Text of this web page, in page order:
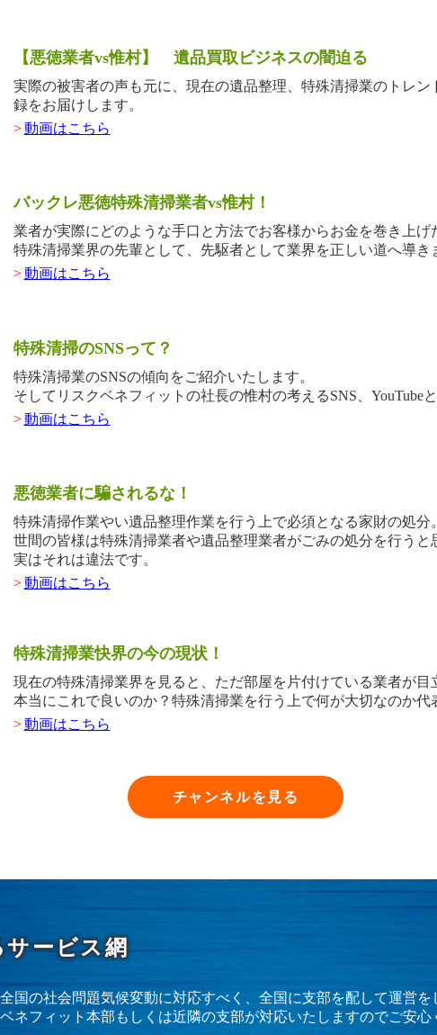
【悪徳業者vs惟村】 遺品買取ビジネスの闇迫る
実際の被害者の声も元に、現在の遺品整理、特殊清掃業のトレ
録をお届けします。
> 動画はこちら
バックレ悪徳特殊清掃業者vs惟村！
業者が実際にどのような手口と方法でお客様からお金を巻き上げ
特殊清掃業界の先輩として、先駆者として業界を正しい道へ導き
> 動画はこちら
特殊清掃のSNSって？
特殊清掃業のSNSの傾向をご紹介いたします。
そしてリスクベネフィットの社長の惟村の考えるSNS、YouTube
> 動画はこちら
悪徳業者に騙されるな！
特殊清掃作業やい遺品整理作業を行う上で必須となる家財の処分。
世間の皆様は特殊清掃業者や遺品整理業者がごみの処分を行うと
実はそれは違法です。
> 動画はこちら
特殊清掃業快界の今の現状！
現在の特殊清掃業界を見ると、ただ部屋を片付けている業者が目
本当にこれで良いのか？特殊清掃業を行う上で何が大切なのか代
> 動画はこちら
チャンネルを見る
サービス網
国の社会問題気候変動に対応すべく、全国に支部を配して運営を
ネフィット本部もしくは近隣の支部が対応いたしますのでご安心